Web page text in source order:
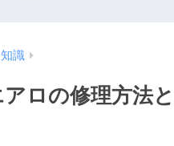
識
ロの修理方法